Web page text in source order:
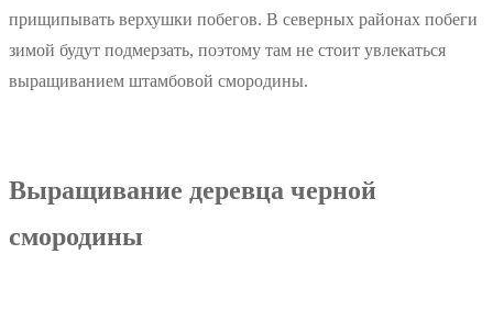
прищипывать верхушки побегов. В северных районах побеги
зимой будут подмерзать, поэтому там не стоит увлекаться
выращиванием штамбовой смородины.
Выращивание деревца черной
смородины